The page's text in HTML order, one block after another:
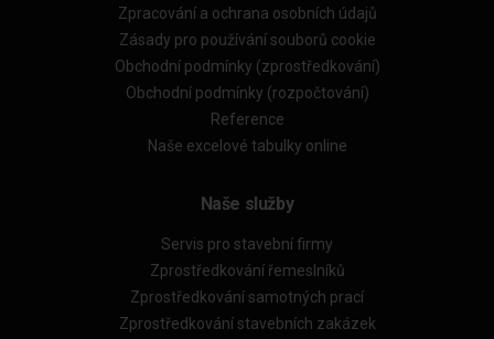
Zpracování a ochrana osobních údajů
Zásady pro používání souborů cookie
Obchodní podmínky (zprostředkování)
Obchodní podmínky (rozpočtování)
Reference
Naše excelové tabulky online
Naše služby
Servis pro stavební firmy
Zprostředkování řemeslníků
Zprostředkování samotných prací
Zprostředkování stavebních zakázek